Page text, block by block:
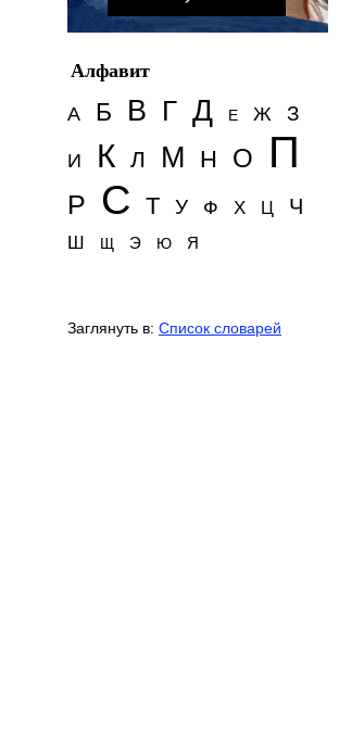
Алфавит
А
Б В Г Д Е Ж З
И К Л М Н О П
Р С Т У Ф Х Ц Ч
Ш Щ Э Ю Я
Заглянуть в: Список словарей